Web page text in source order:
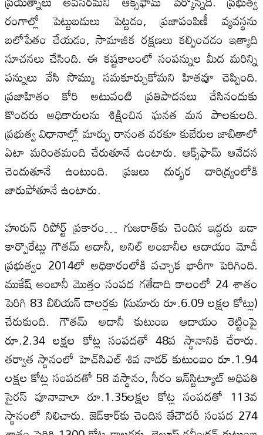
రంగాల్లో పెట్టుబడులు పెట్టడం, ప్రజాపంపిణీ వ్యవస్థను
బలోపేతం చేయడం, సామాజిక రక్షణలు కల్పించడం ఇత్యాది
సూచన‌లు చేసింది. ఈ కష్టకాలంలో సంపన్నుల‌ మీద మరిన్ని
పన్నులు వేసి సొమ్ము సమకూర్చుకోమని హితవూ చెప్పింది.
ప్రజాహితం కోరి అటువంటి ప్రతిపాదనలు చేసినందుకు
కొందరు అధికారుల‌ను శిక్షించిన ఘనత మన పాల‌కుల‌ది.
ప్రభుత్వ విధానాల్లో మార్పు రానంత వరకూ కుబేరుల‌ జాబితాలో
ఏటా మరింతమంది చేరుతూనే ఉంటారు. ఆక్స్‌ఫామ్‌ ఆవేదన
చెందుతూనే ఉంటుంది. ప్రజలు దుర్భర దారిద్య్రంలోకి
జారుపోతూనే ఉంటారు.
హురున్‌ రిపోర్ట్‌ ప్రకారం… గుజరాత్‌కు చెందిన ఇద్దరు బడా
కార్పొరేట్లు గౌతమ్‌ అదానీ, అనిల్‌ అంబానీల‌ ఆదాయం మోడీ
ప్రభుత్వం 2014లో అధికారంలోకి వచ్చాక భారీగా పెరిగింది.
ముకేష్‌ అంబానీ మొత్తం సంపద గతేడాది కాలంలో 24 శాతం
పెరిగి 83 బిలియన్ డాల‌ర్లకు (సుమారు రూ.6.09 ల‌క్షల‌ కోట్లు)
చేరుకుంది. గౌతమ్‌ అదానీ కుటుంబ ఆదాయం రెట్టింపై
రూ.2.34 ల‌క్షల‌ కోట్ల సంపదతో 48వ స్థానానికి చేరారు.
తర్వాత స్థానంలో హెచ్‌సిఎల్‌ శివ నాడర్‌ కుటుంబం రూ.1.94
ల‌క్షల‌ కోట్ల సంపదతో 58 వస్థానం, సీరం ఇన్‌స్టిట్యూట్‌ అధిపతి
సైరస్‌ పూనావాలా రూ.1.35ల‌క్షల కోట్ల సంపదతో 113వ
స్థానంలో నిలిచారు. జెడ్‌కార్‌కు చెందిన జేచౌదరీ సంపద 274